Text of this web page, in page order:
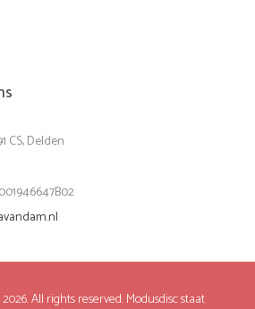
CS, Delden
All rights reserved. Modusdisc staat